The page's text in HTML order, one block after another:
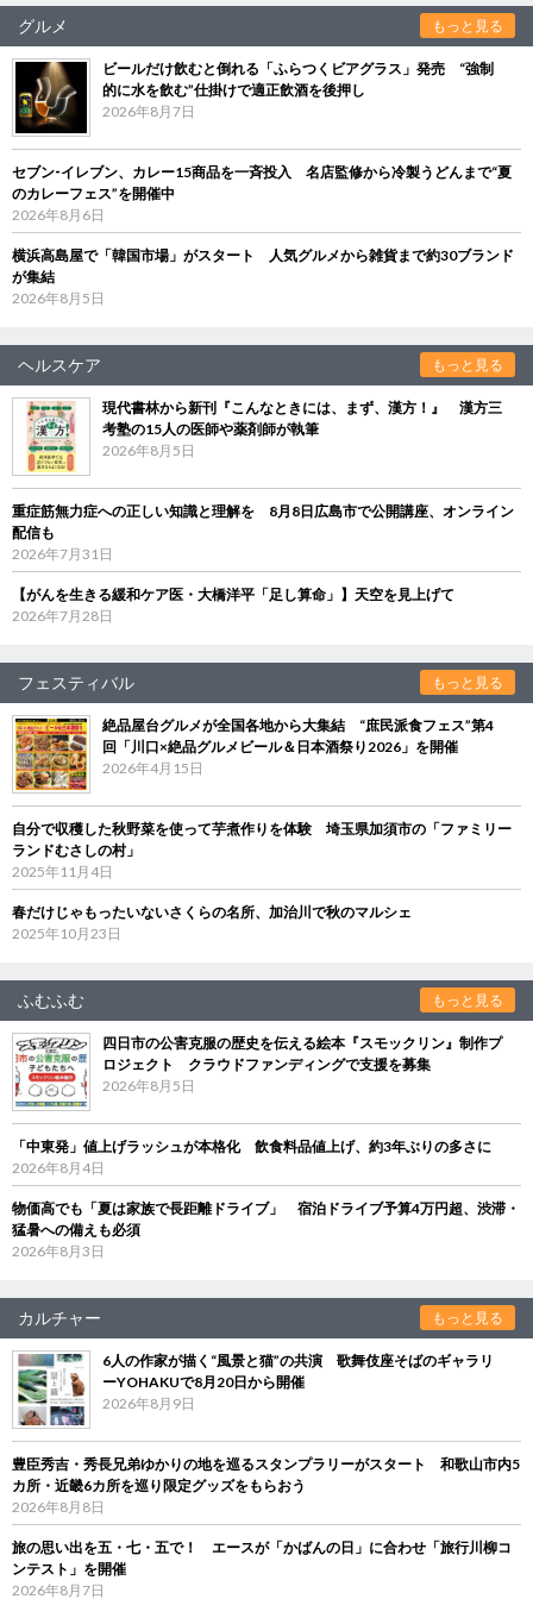
グルメ もっと見る
ビールだけ飲むと倒れる「ふらつくビアグラス」発売 “強制
的に水を飲む”仕掛けで適正飲酒を後押し
2026年8月7日
セブン‐イレブン、カレー15商品を一斉投入 名店監修から冷製うどんまで“夏
のカレーフェス”を開催中
2026年8月6日
横浜高島屋で「韓国市場」がスタート 人気グルメから雑貨まで約30ブランド
が集結
2026年8月5日
ヘルスケア もっと見る
現代書林から新刊『こんなときには、まず、漢方！』 漢方三
考塾の15人の医師や薬剤師が執筆
2026年8月5日
重症筋無力症への正しい知識と理解を 8月8日広島市で公開講座、オンライン
配信も
2026年7月31日
【がんを生きる緩和ケア医・大橋洋平「足し算命」】天空を見上げて
2026年7月28日
フェスティバル もっと見る
絶品屋台グルメが全国各地から大集結 “庶民派食フェス”第4
回「川口×絶品グルメビール＆日本酒祭り2026」を開催
2026年4月15日
自分で収穫した秋野菜を使って芋煮作りを体験 埼玉県加須市の「ファミリー
ランドむさしの村」
2025年11月4日
春だけじゃもったいないさくらの名所、加治川で秋のマルシェ
2025年10月23日
ふむふむ もっと見る
四日市の公害克服の歴史を伝える絵本『スモックリン』制作プ
ロジェクト クラウドファンディングで支援を募集
2026年8月5日
「中東発」値上げラッシュが本格化 飲食料品値上げ、約3年ぶりの多さに
2026年8月4日
物価高でも「夏は家族で長距離ドライブ」 宿泊ドライブ予算4万円超、渋滞・
猛暑への備えも必須
2026年8月3日
カルチャー もっと見る
6人の作家が描く“風景と猫”の共演 歌舞伎座そばのギャラリ
ーYOHAKUで8月20日から開催
2026年8月9日
豊臣秀吉・秀長兄弟ゆかりの地を巡るスタンプラリーがスタート 和歌山市内5
カ所・近畿6カ所を巡り限定グッズをもらおう
2026年8月8日
旅の思い出を五・七・五で！ エースが「かばんの日」に合わせ「旅行川柳コ
ンテスト」を開催
2026年8月7日